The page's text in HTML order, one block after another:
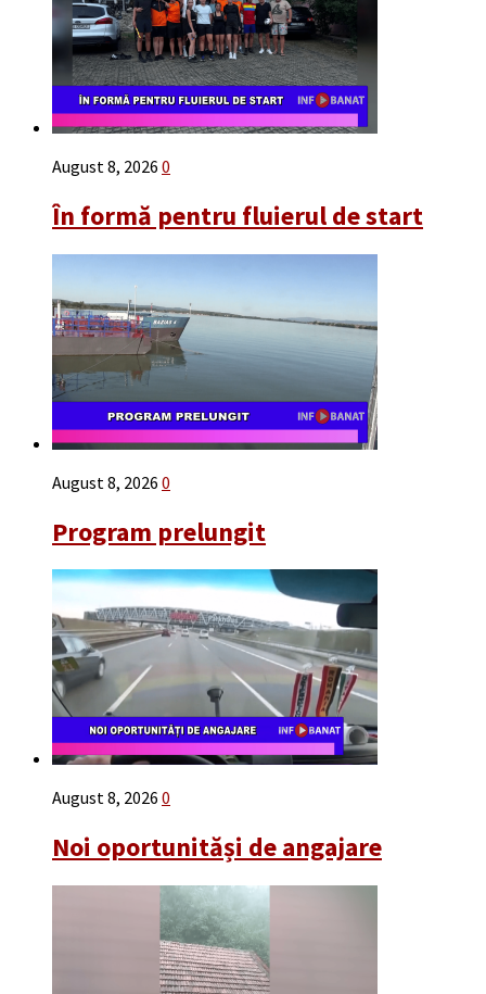
August 8, 2026 0
În formă pentru fluierul de start
August 8, 2026 0
Program prelungit
August 8, 2026 0
Noi oportunităși de angajare